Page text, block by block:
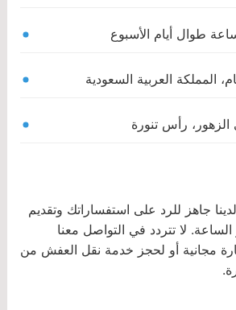
المملكة العربية السعودية
رأس تنورة
جاهز للرد على استفساراتك وتقديم
لا تتردد في التواصل معنا
مجانية أو لحجز خدمة نقل العفش من